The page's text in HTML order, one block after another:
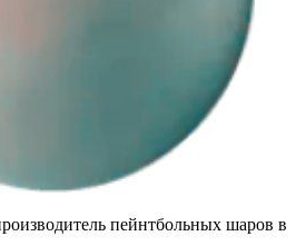
пейнтбольных шаров в